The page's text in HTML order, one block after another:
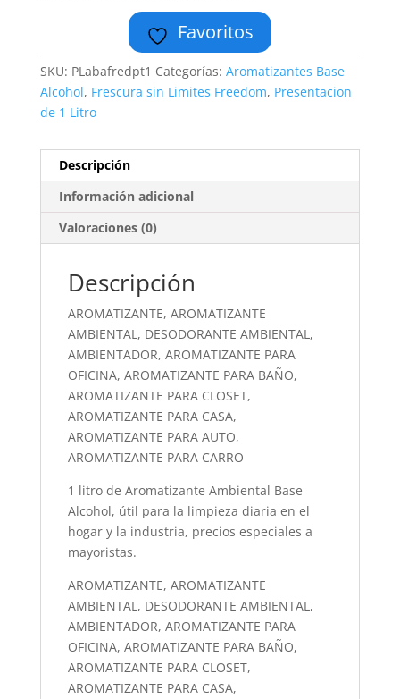
Favoritos
SKU: PLabafredpt1 Categorías: Aromatizantes Base
Alcohol, Frescura sin Limites Freedom, Presentacion
de 1 Litro
Descripción
Información adicional
Valoraciones (0)
Descripción
AROMATIZANTE, AROMATIZANTE
AMBIENTAL, DESODORANTE AMBIENTAL,
AMBIENTADOR, AROMATIZANTE PARA
OFICINA, AROMATIZANTE PARA BAÑO,
AROMATIZANTE PARA CLOSET,
AROMATIZANTE PARA CASA,
AROMATIZANTE PARA AUTO,
AROMATIZANTE PARA CARRO
1 litro de Aromatizante Ambiental Base
Alcohol, útil para la limpieza diaria en el
hogar y la industria, precios especiales a
mayoristas.
AROMATIZANTE, AROMATIZANTE
AMBIENTAL, DESODORANTE AMBIENTAL,
AMBIENTADOR, AROMATIZANTE PARA
OFICINA, AROMATIZANTE PARA BAÑO,
AROMATIZANTE PARA CLOSET,
AROMATIZANTE PARA CASA,